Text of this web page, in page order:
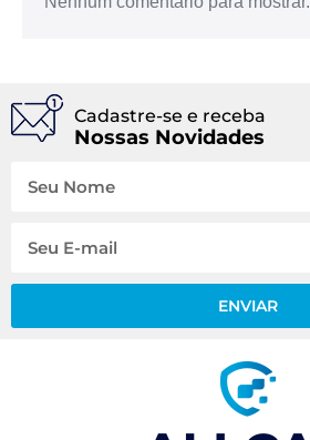
Cadastre-se e receba
Nossas Novidades
ENVIAR